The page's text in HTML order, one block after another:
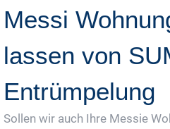
Messi
lassen von
Entrümpelung
Sollen wir auch Ihre Messie